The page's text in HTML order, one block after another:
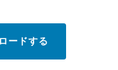
ードする